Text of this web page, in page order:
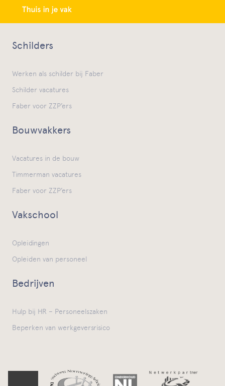
Schilders
Werken als schilder bij Faber
Schilder vacatures
Faber voor ZZP’ers
Bouwvakkers
Vacatures in de bouw
Timmerman vacatures
Faber voor ZZP’ers
Vakschool
Opleidingen
Opleiden van personeel
Bedrijven
Hulp bij HR – Personeelszaken
Beperken van werkgeversrisico